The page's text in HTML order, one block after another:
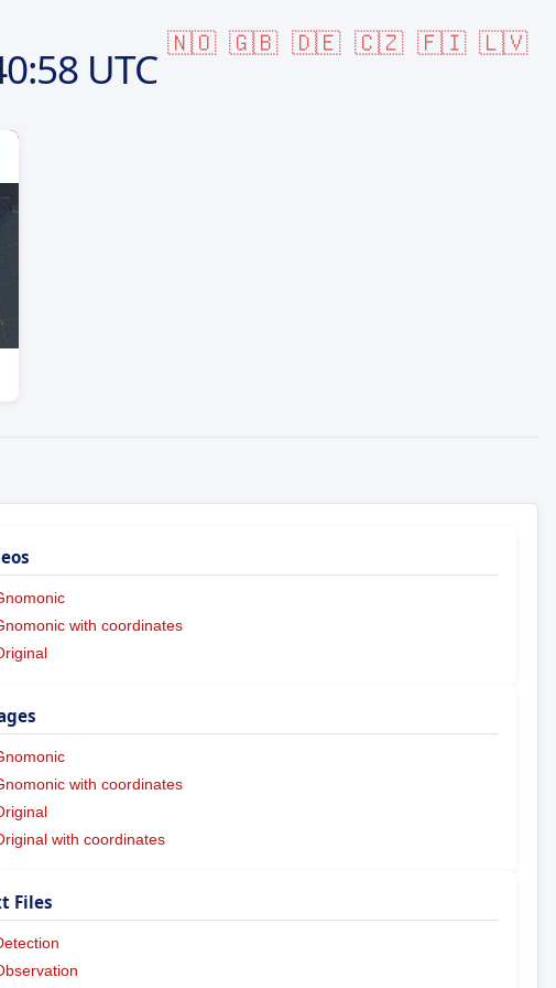
🇳🇴 🇬🇧 🇩🇪 🇨🇿 🇫🇮 🇱🇻
UTC
with coordinates
with coordinates
with coordinates
Files